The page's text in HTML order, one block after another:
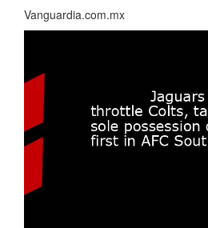
Vanguardia.com.mx